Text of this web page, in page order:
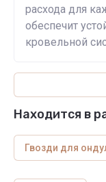
расхода для
обеспечит
кровельной
Находится в
Гвозди для